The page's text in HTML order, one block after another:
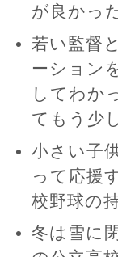
が良かっ
若い監督
ーション
してわか
てもう少
小さい子
って応援
校野球の
冬は雪に